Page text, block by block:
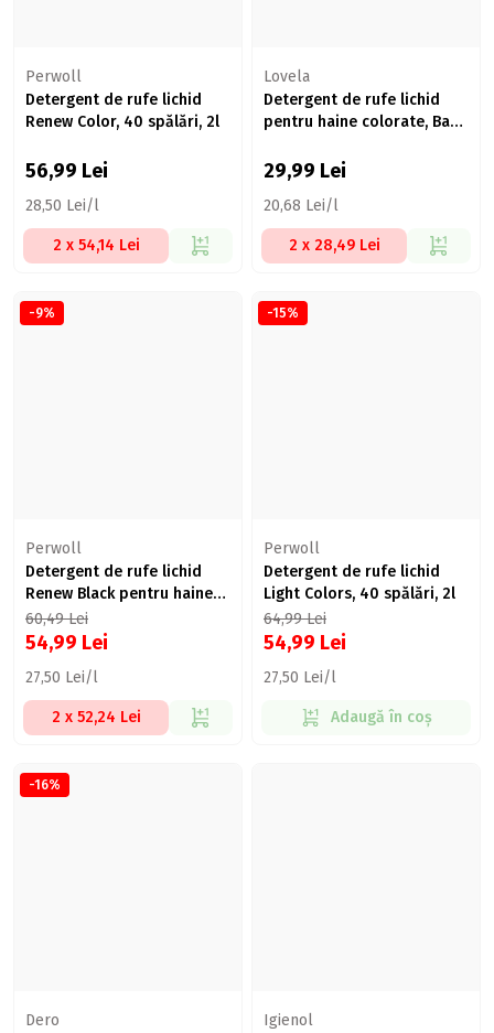
Perwoll
Detergent de rufe lichid
Renew Color, 40 spălări, 2l
56,99 Lei
28,50 Lei/l
2 x 54,14 Lei
Lovela
Detergent de rufe lichid
pentru haine colorate, Baby
29,99 Lei
20,68 Lei/l
2 x 28,49 Lei
-9%
Perwoll
Detergent de rufe lichid
Renew Black pentru haine
negre, 40 spălări, 2l
60,49Lei
54,99 Lei
27,50 Lei/l
2 x 52,24 Lei
-15%
Perwoll
Detergent de rufe lichid
Light Colors, 40 spălări, 2l
64,99Lei
54,99 Lei
27,50 Lei/l
Adaugă în coș
-16%
Dero
Igienol